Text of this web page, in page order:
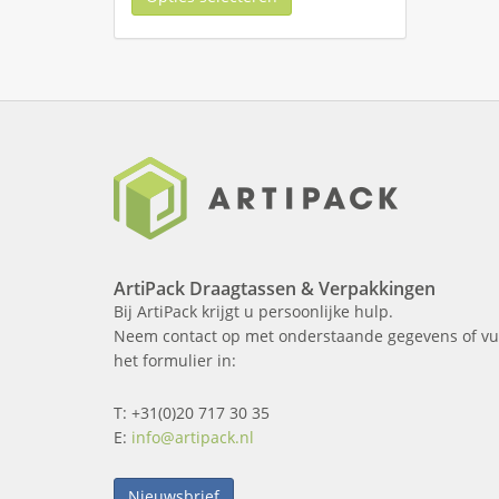
ArtiPack Draagtassen & Verpakkingen
Bij ArtiPack krijgt u persoonlijke hulp.
Neem contact op met onderstaande gegevens of
het formulier in:
T: +31(0)20 717 30 35
E: info@artipack.nl